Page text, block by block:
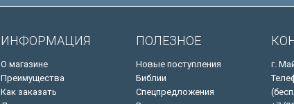
ИНФОРМАЦИЯ
О магазине
Преимущества
Как заказать
ПОЛЕЗНОЕ
Новые поступления
Библии
Спецпредложения
г.